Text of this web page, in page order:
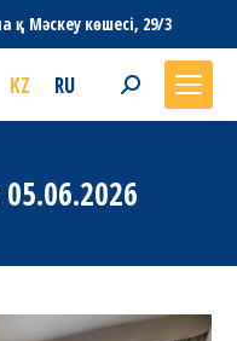
қ., Мәскеу көшесі, 29/3
KZ RU Search:
05.06.2026